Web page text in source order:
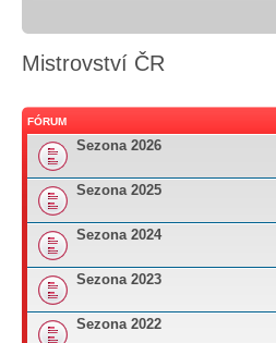
Mistrovství ČR
FÓRUM
Sezona 2026
Sezona 2025
Sezona 2024
Sezona 2023
Sezona 2022